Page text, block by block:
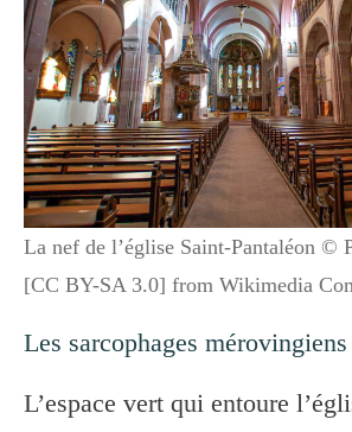
La nef de l’église Saint-Pantaléon ©
[CC BY-SA 3.0] from Wikimedia
Les sarcophages mérovingiens
L’espace vert qui entoure